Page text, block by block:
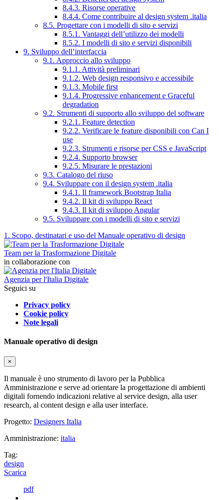
8.4.3. Risorse operative
8.4.4. Come contribuire al design system .italia
8.5. Progettare con i modelli di sito e servizi
8.5.1. Vantaggi dell’utilizzo dei modelli
8.5.2. I modelli di sito e servizi disponibili
9. Sviluppo dell’interfaccia
9.1. Approccio allo sviluppo
9.1.1. Attività preliminari
9.1.2. Web design responsivo e accessibile
9.1.3. Mobile first
9.1.4. Progressive enhancement e Graceful
degradation
9.2. Strumenti di supporto allo sviluppo del software
9.2.1. Feature detection
9.2.2. Verificare le feature disponibili con Can I
use
9.2.3. Strumenti e risorse per CSS e JavaScript
9.2.4. Supporto browser
9.2.5. Misurare le prestazioni
9.3. Catalogo del riuso
9.4. Sviluppare con il design system .italia
9.4.1. Il framework Bootstrap Italia
9.4.2. Il kit di sviluppo React
9.4.3. Il kit di sviluppo Angular
9.5. Sviluppare con i modelli di sito e servizi
1. Scopo, destinatari e uso del Manuale operativo di design
Team per la Trasformazione Digitale
in collaborazione con
Agenzia per l'Italia Digitale
Seguici su
Privacy policy
Cookie policy
Note legali
Manuale operativo di design
×
Il manuale è uno strumento di lavoro per la Pubblica
Amministrazione e serve ad orientare la progettazione di ambienti
digitali fornendo indicazioni relative al service design, alla user
research, al content design e alla user interface.
Progetto: Designers Italia
Amministrazione: italia
Tag:
design
Scarica
pdf